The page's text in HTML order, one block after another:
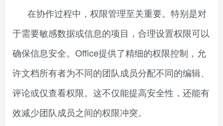
在协作过程中，权限管理至关重要。特别是对
于需要敏感数据或信息的项目，合理设置权限可以
确保信息安全。Office提供了精细的权限控制，允
许文档所有者为不同的团队成员分配不同的编辑、
评论或仅查看权限。这不仅能提高安全性，还能有
效减少团队成员之间的权限冲突。